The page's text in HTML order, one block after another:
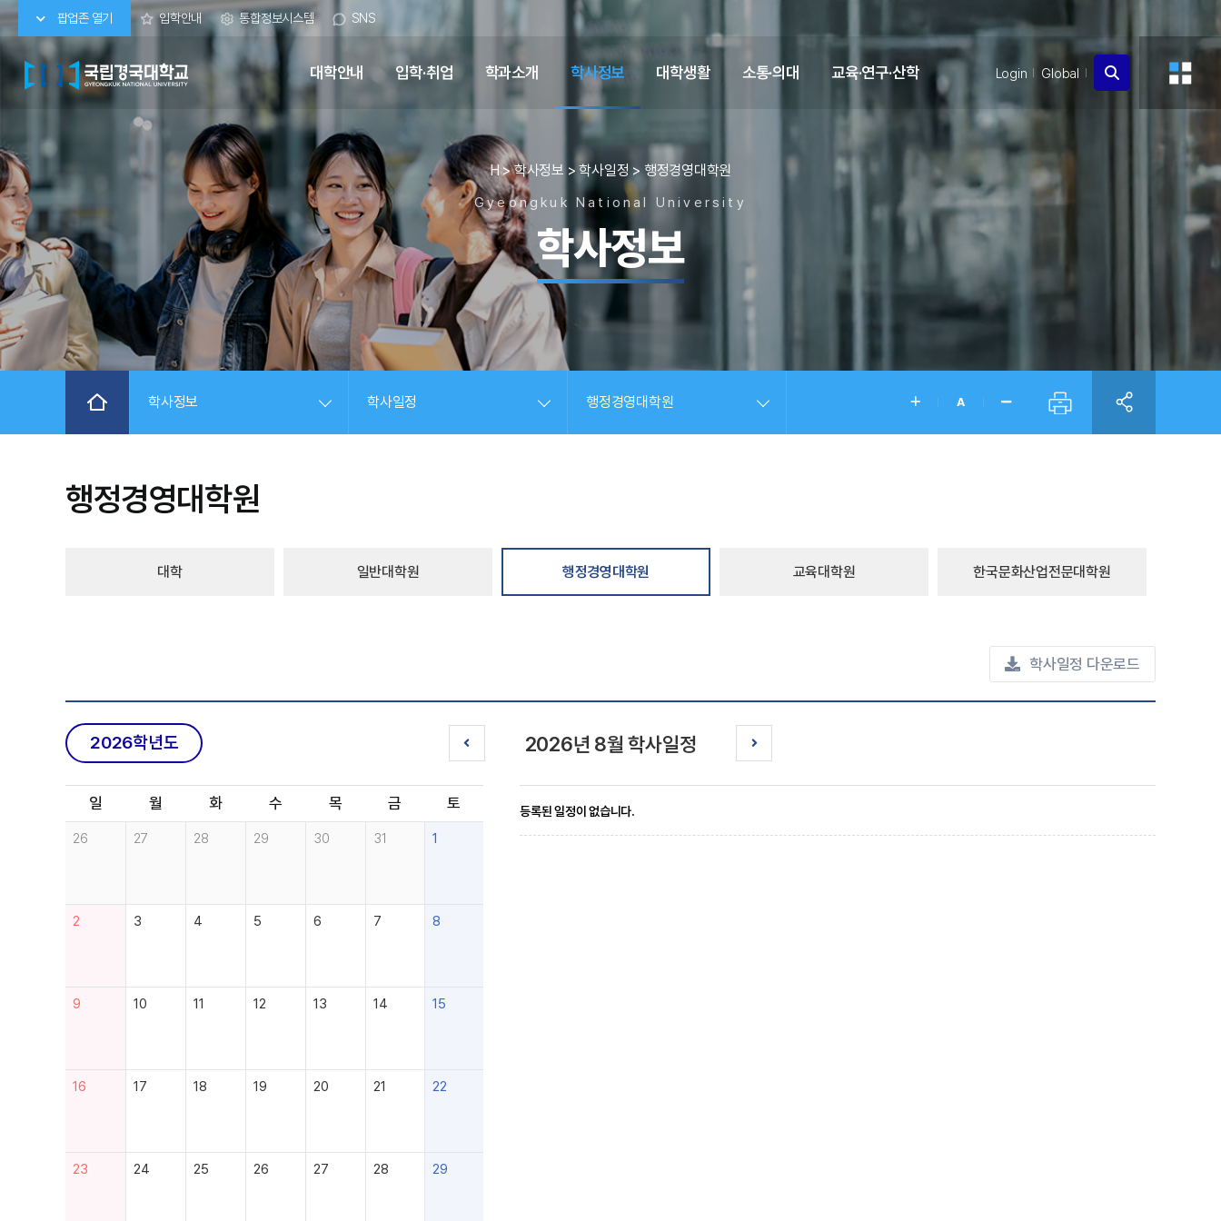
팝업존 열기 입학안내 통합정보시스템 SNS
대학안내 입학·취업 학과소개 학사정보 대학생활 소통·의대 교육·연구·산학 Login Global
H > 학사정보 > 학사일정 > 행정경영대학원
Gyeongkuk National University
학사정보
학사정보 학사일정 행정경영대학원 A
행정경영대학원
대학 일반대학원 행정경영대학원 교육대학원 한국문화산업전문대학원
학사일정 다운로드
2026학년도 2026년 8월 학사일정
일 월 화 수 목 금 토
26 27 28 29 30 31 1
2 3 4 5 6 7 8
9 10 11 12 13 14 15
16 17 18 19 20 21 22
23 24 25 26 27 28 29
등록된 일정이 없습니다.